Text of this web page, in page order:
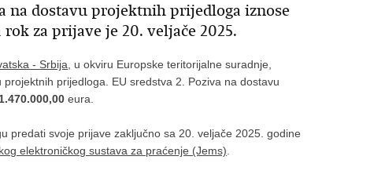
na dostavu projektnih prijedloga iznose
rok za prijave je 20. veljače 2025.
- Srbija,
u okviru Europske teritorijalne suradnje,
prijedloga. EU sredstva 2. Poziva na dostavu
eura.
predati svoje prijave zaključno sa 20. veljače 2025. godine
elektroničkog sustava za praćenje (Jems)